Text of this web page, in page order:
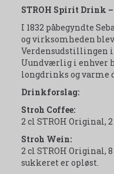
STROH Spirit Drink
I 1832 påbegyndte
og virksomheden
Verdensudstillingen i
Uundværlig i enhver
longdrinks og varme
Drinkforslag:
Stroh Coffee:
2 cl STROH
Stroh Wein:
2 cl STROH Original,
sukkeret er opløst.